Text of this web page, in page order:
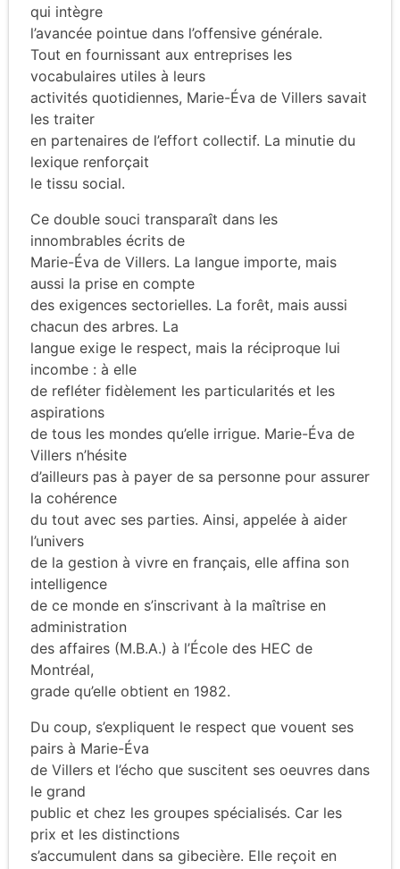
qui intègre
l’avancée pointue dans l’offensive générale.
Tout en fournissant aux entreprises les
vocabulaires utiles à leurs
activités quotidiennes, Marie-Éva de Villers savait
les traiter
en partenaires de l’effort collectif. La minutie du
lexique renforçait
le tissu social.
Ce double souci transparaît dans les
innombrables écrits de
Marie-Éva de Villers. La langue importe, mais
aussi la prise en compte
des exigences sectorielles. La forêt, mais aussi
chacun des arbres. La
langue exige le respect, mais la réciproque lui
incombe : à elle
de refléter fidèlement les particularités et les
aspirations
de tous les mondes qu’elle irrigue. Marie-Éva de
Villers n’hésite
d’ailleurs pas à payer de sa personne pour assurer
la cohérence
du tout avec ses parties. Ainsi, appelée à aider
l’univers
de la gestion à vivre en français, elle affina son
intelligence
de ce monde en s’inscrivant à la maîtrise en
administration
des affaires (M.B.A.) à l’École des HEC de
Montréal,
grade qu’elle obtient en 1982.
Du coup, s’expliquent le respect que vouent ses
pairs à Marie-Éva
de Villers et l’écho que suscitent ses oeuvres dans
le grand
public et chez les groupes spécialisés. Car les
prix et les distinctions
s’accumulent dans sa gibecière. Elle reçoit en